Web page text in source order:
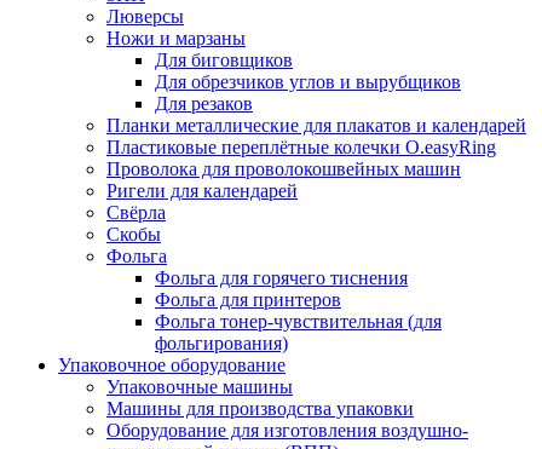
Люверсы
Ножи и марзаны
Для биговщиков
Для обрезчиков углов и вырубщиков
Для резаков
Планки металлические для плакатов и календарей
Пластиковые переплётные колечки O.easyRing
Проволока для проволокошвейных машин
Ригели для календарей
Свёрла
Скобы
Фольга
Фольга для горячего тиснения
Фольга для принтеров
Фольга тонер-чувствительная (для
фольгирования)
Упаковочное оборудование
Упаковочные машины
Машины для производства упаковки
Оборудование для изготовления воздушно-